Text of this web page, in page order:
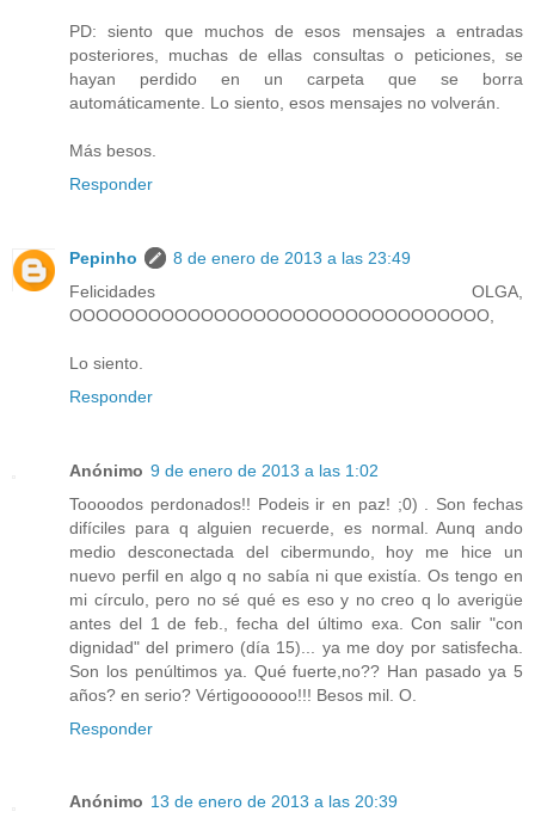
PD: siento que muchos de esos mensajes a entradas
posteriores, muchas de ellas consultas o peticiones, se
hayan perdido en un carpeta que se borra
automáticamente. Lo siento, esos mensajes no volverán.
Más besos.
Responder
Pepinho
8 de enero de 2013 a las 23:49
Felicidades OLGA,
OOOOOOOOOOOOOOOOOOOOOOOOOOOOOOOO,
Lo siento.
Responder
Anónimo 9 de enero de 2013 a las 1:02
Toooodos perdonados!! Podeis ir en paz! ;0) . Son fechas
difíciles para q alguien recuerde, es normal. Aunq ando
medio desconectada del cibermundo, hoy me hice un
nuevo perfil en algo q no sabía ni que existía. Os tengo en
mi círculo, pero no sé qué es eso y no creo q lo averigüe
antes del 1 de feb., fecha del último exa. Con salir "con
dignidad" del primero (día 15)... ya me doy por satisfecha.
Son los penúltimos ya. Qué fuerte,no?? Han pasado ya 5
años? en serio? Vértigoooooo!!! Besos mil. O.
Responder
Anónimo 13 de enero de 2013 a las 20:39